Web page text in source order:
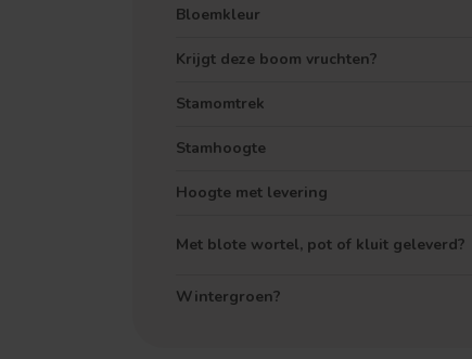
Bloemkleur
Krijgt deze boom vruchten?
Stamomtrek
Stamhoogte
Hoogte met levering
Met blote wortel, pot of kluit geleverd?
Wintergroen?